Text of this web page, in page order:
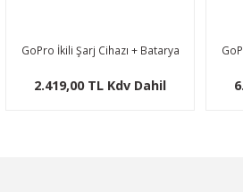
GoPro İkili Şarj Cihazı + Batarya
2.419,00 TL Kdv Dahil